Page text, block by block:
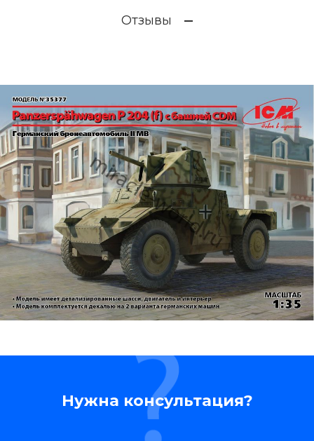
Отзывы
Нужна консультация?